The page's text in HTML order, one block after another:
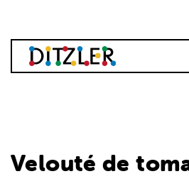
Velouté de